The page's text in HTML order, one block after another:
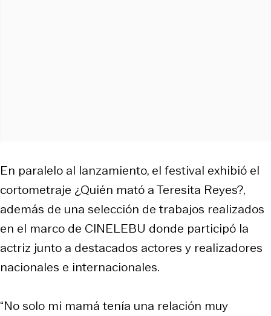
En paralelo al lanzamiento, el festival exhibió el
cortometraje ¿Quién mató a Teresita Reyes?,
además de una selección de trabajos realizados
en el marco de CINELEBU donde participó la
actriz junto a destacados actores y realizadores
nacionales e internacionales.
“No solo mi mamá tenía una relación muy